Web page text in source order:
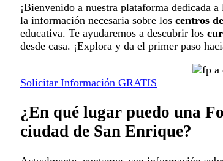
¡Bienvenido a nuestra plataforma dedicada a
la información necesaria sobre los centros
educativa. Te ayudaremos a descubrir los
desde casa. ¡Explora y da el primer paso
Solicitar Información GRATIS
¿En qué lugar puedo una
ciudad de San Enrique?